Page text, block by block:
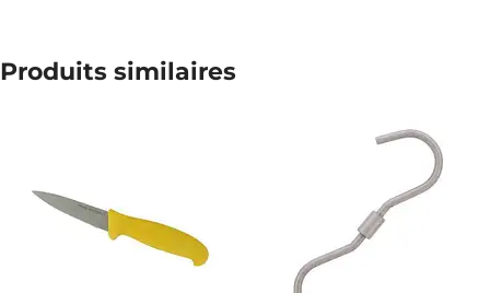
Produits similaires